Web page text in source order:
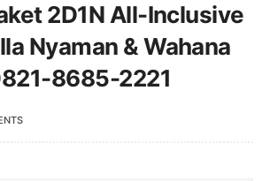
2D1N All-Inclusive
Nyaman & Wahana
8685-2221